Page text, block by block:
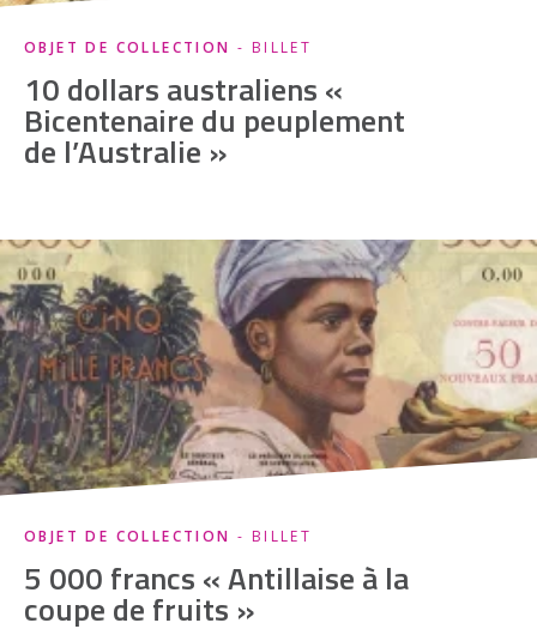
OBJET DE COLLECTION - BILLET
10 dollars australiens «
Bicentenaire du peuplement
de l’Australie »
OBJET DE COLLECTION - BILLET
5 000 francs « Antillaise à la
coupe de fruits »